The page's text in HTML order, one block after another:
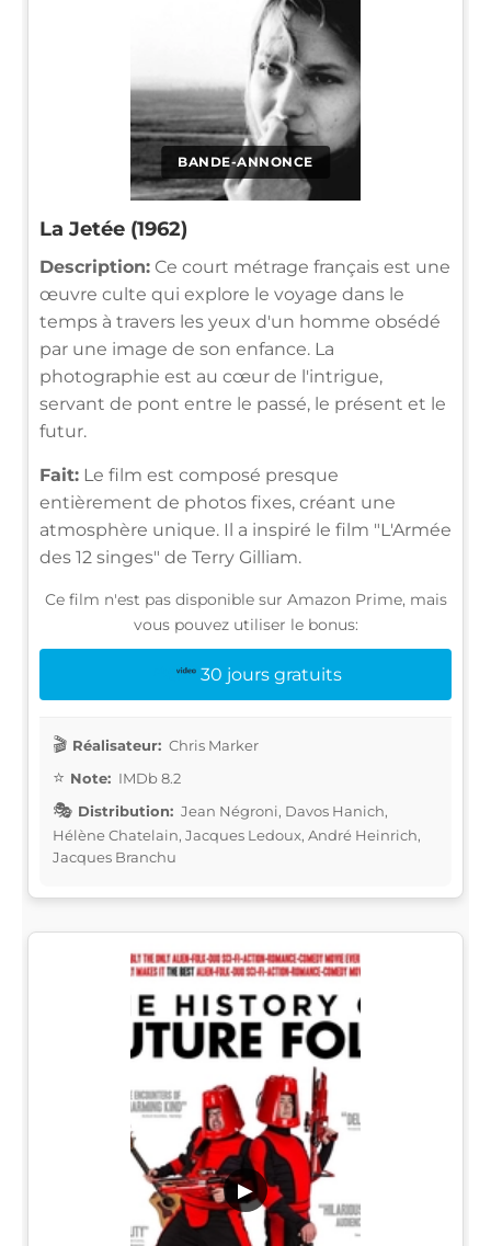
BANDE-ANNONCE
La Jetée (1962)
Description: Ce court métrage français est une
œuvre culte qui explore le voyage dans le
temps à travers les yeux d'un homme obsédé
par une image de son enfance. La
photographie est au cœur de l'intrigue,
servant de pont entre le passé, le présent et le
futur.
Fait: Le film est composé presque
entièrement de photos fixes, créant une
atmosphère unique. Il a inspiré le film "L'Armée
des 12 singes" de Terry Gilliam.
Ce film n'est pas disponible sur Amazon Prime, mais
vous pouvez utiliser le bonus:
30 jours gratuits
Réalisateur: Chris Marker
Note: IMDb 8.2
Distribution: Jean Négroni, Davos Hanich,
Hélène Chatelain, Jacques Ledoux, André Heinrich,
Jacques Branchu
▶